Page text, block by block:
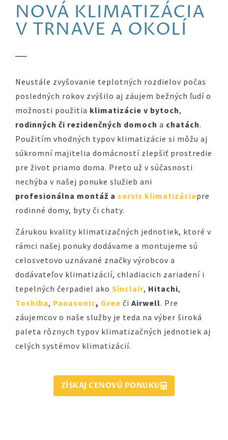
NOVÁ KLIMATIZÁCIA
V TRNAVE A OKOLÍ
Neustále zvyšovanie teplotných rozdielov počas
posledných rokov zvýšilo aj záujem bežných ľudí o
možnosti použitia klimatizácie v bytoch,
rodinných či rezidenčných domoch a chatách.
Použitím vhodných typov klimatizácie si môžu aj
súkromní majitelia domácností zlepšiť prostredie
pre život priamo doma. Preto už v súčasnosti
nechýba v našej ponuke služieb ani
profesionálna montáž a servis klimatizáciepre
rodinné domy, byty či chaty.
Zárukou kvality klimatizačných jednotiek, ktoré v
rámci našej ponuky dodávame a montujeme sú
celosvetovo uznávané značky výrobcov a
dodávateľov klimatizácií, chladiacich zariadení i
tepelných čerpadiel ako Sinclair, Hitachi,
Toshiba, Panasonic, Gree či Airwell. Pre
záujemcov o naše služby je teda na výber široká
paleta rôznych typov klimatizačných jednotiek aj
celých systémov klimatizácií.
ZÍSKAJ CENOVÚ PONUKU